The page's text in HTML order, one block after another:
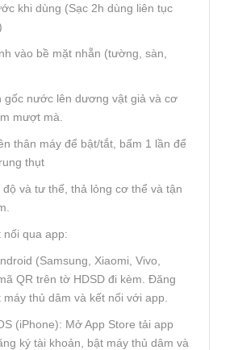
khi dùng (Sạc 2h dùng liên tục
vào bề mặt nhẵn (tường, sàn,
gốc nước lên dương vật giả và cơ
mượt mà.
thân máy để bật/tắt, bấm 1 lần để
thụt
và tư thế, thả lỏng cơ thể và tận
qua app:
(Samsung, Xiaomi, Vivo,
QR trên tờ HDSD đi kèm. Đăng
thủ dâm và kết nối với app.
(iPhone): Mở App Store tải app
ký tài khoản, bật máy thủ dâm và